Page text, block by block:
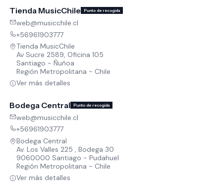
Tienda MusicChile Punto de recogida
web@musicchile.cl
+56961903777
Tienda MusicChile
Av Sucre 2589, Oficina 105
Santiago - Ñuñoa
Región Metropolitana - Chile
Ver más detalles
Bodega Central Punto de recogida
web@musicchile.cl
+56961903777
Bodega Central
Av. Los Valles 225 , Bodega 30
9060000 Santiago - Pudahuel
Región Metropolitana - Chile
Ver más detalles